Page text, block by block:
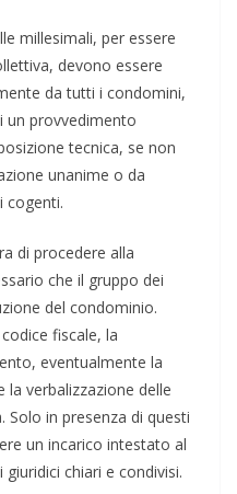
millesimali, per essere
devono essere
da tutti i condomini,
un provvedimento
tecnica, se non
unanime o da
cogenti.
di procedere alla
che il gruppo dei
del condominio.
fiscale, la
eventualmente la
verbalizzazione delle
Solo in presenza di questi
un incarico intestato al
chiari e condivisi.